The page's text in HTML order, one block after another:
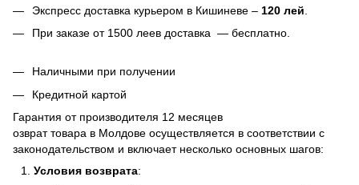
Экспресс доставка курьером в Кишиневе – 120 лей
При заказе от 1500 леев доставка — бесплатно.
Наличными при получении
Кредитной картой
Гарантия от производителя 12 месяцев
озврат товара в Молдове осуществляется в соответствии с
законодательством и включает несколько основных шагов:
Условия возврата: